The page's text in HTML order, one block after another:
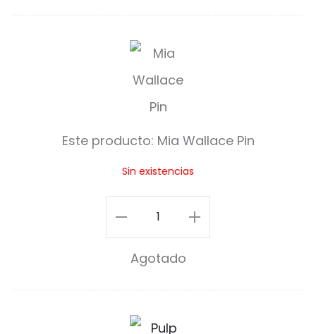
M
i
a
l
a
c
e
Este producto: Mia Wallace Pin
Sin existencias
Mia
Wallace
cantidad
Agotado
P